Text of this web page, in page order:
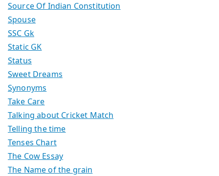
Source Of Indian Constitution
Spouse
SSC Gk
Static GK
Status
Sweet Dreams
Synonyms
Take Care
Talking about Cricket Match
Telling the time
Tenses Chart
The Cow Essay
The Name of the grain